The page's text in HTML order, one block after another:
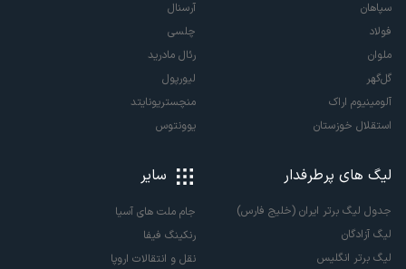
سپاهان
فولاد
ملوان
گل‌گهر
آلومینیوم اراک
استقلال خوزستان
آرسنال
چلسی
رئال مادرید
لیورپول
منچستریونایتد
یوونتوس
لیگ های پرطرفدار
جدول لیگ برتر ایران (خلیج فارس)
لیگ آزادگان
لیگ برتر انگلیس
سایر
جام ملت های آسیا
رنکینگ فیفا
نقل و انتقالات اروپا